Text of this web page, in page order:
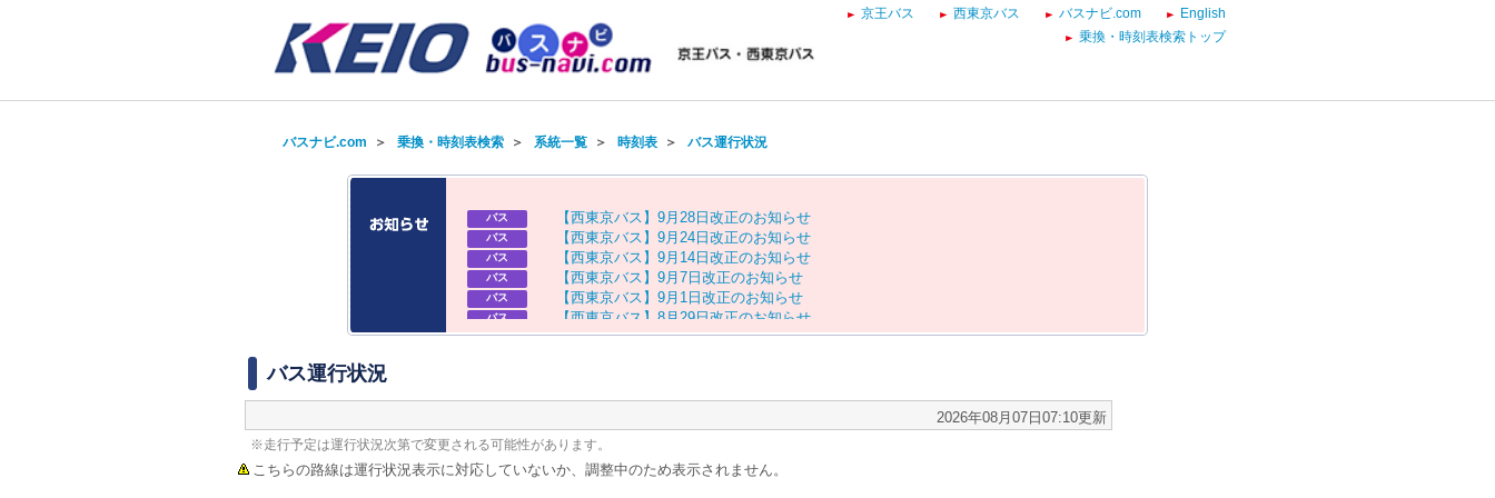
京王バス 西東京バス バスナビ.com
English
乗換・時刻表検索トップ
バスナビ.com ＞ 乗換・時刻表検索＞ 系統一覧＞ 時刻表＞ バス運行状況
バス 【西東京バス 】 9月 28 日 改正のお知 らせ
バス 【西東京バス 】 9月 24 日 改正のお知 らせ
バス 【西東京バス 】 9月 14 日 改正のお知 らせ
バス 【西東京バス 】 9月 7 日 改正のお知 らせ
バス 【西東京バス 】 9月 1 日 改正のお知 らせ
バス 【西東京バス 】 8 月 29日改正のお知 らせ
バス 【京王バス】お盆ダイヤのお知らせ
バス運行状況
2026年08月07日07:10更新
※走行予定は運行状況次第で変更される可能性があります。
こちらの路線は運行状況表示に対応していないか、調整中のため表示されません。